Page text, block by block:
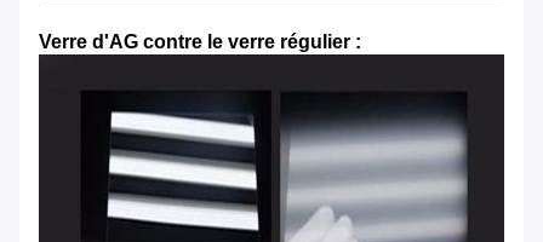
Verre d'AG contre le verre régulier :